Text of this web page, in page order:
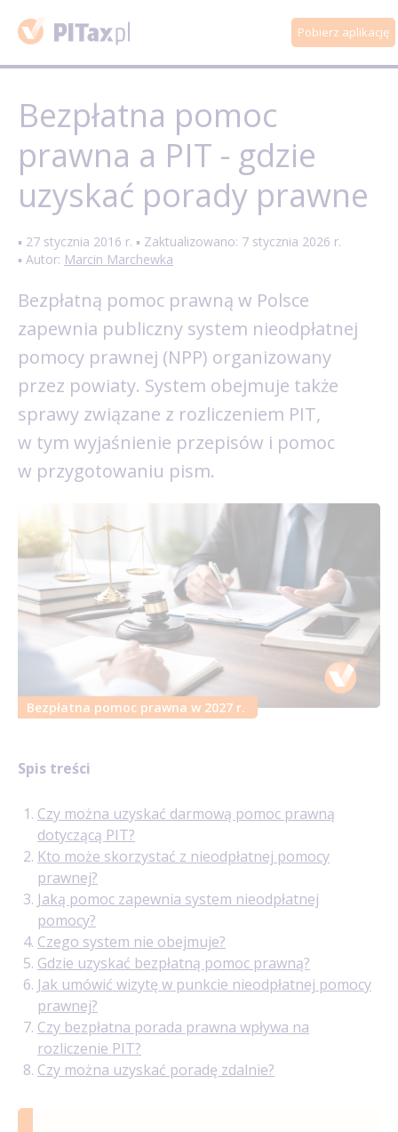
Pobierz aplikację
Bezpłatna pomoc
prawna a PIT - gdzie
uzyskać porady prawne
▪ 27 stycznia 2016 r. ▪ Zaktualizowano: 7 stycznia 2026 r.
▪ Autor: Marcin Marchewka
Bezpłatną pomoc prawną w Polsce
zapewnia publiczny system nieodpłatnej
pomocy prawnej (NPP) organizowany
przez powiaty. System obejmuje także
sprawy związane z rozliczeniem PIT,
w tym wyjaśnienie przepisów i pomoc
w przygotowaniu pism.
Bezpłatna pomoc prawna w 2027 r.
Spis treści
Czy można uzyskać darmową pomoc prawną
dotyczącą PIT?
Kto może skorzystać z nieodpłatnej pomocy
prawnej?
Jaką pomoc zapewnia system nieodpłatnej
pomocy?
Czego system nie obejmuje?
Gdzie uzyskać bezpłatną pomoc prawną?
Jak umówić wizytę w punkcie nieodpłatnej pomocy
prawnej?
Czy bezpłatna porada prawna wpływa na
rozliczenie PIT?
Czy można uzyskać poradę zdalnie?